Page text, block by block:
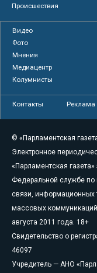
Происшествия
Видео
Фото
Мнения
Медиацентр
Колумнисты
Контакты Реклама
© «Парламентская
Электронное
«Парламентская газета»
Федеральной службе по
связи, информационных
массовых
августа 2011 года. 18+
Свидетельство о
46097
Учредитель — АНО